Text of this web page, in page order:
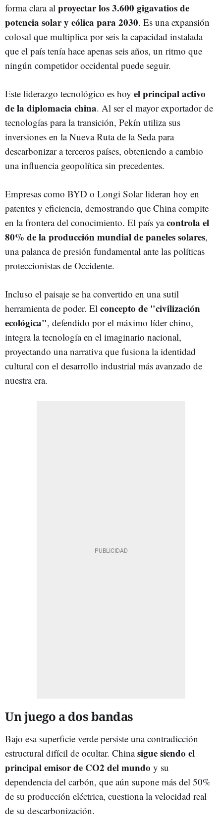
forma clara al proyectar los 3.600 gigavatios de
potencia solar y eólica para 2030. Es una expansión
colosal que multiplica por seis la capacidad instalada
que el país tenía hace apenas seis años, un ritmo que
ningún competidor occidental puede seguir.
Este liderazgo tecnológico es hoy el principal activo
de la diplomacia china. Al ser el mayor exportador de
tecnologías para la transición, Pekín utiliza sus
inversiones en la Nueva Ruta de la Seda para
descarbonizar a terceros países, obteniendo a cambio
una influencia geopolítica sin precedentes.
Empresas como BYD o Longi Solar lideran hoy en
patentes y eficiencia, demostrando que China compite
en la frontera del conocimiento. El país yacontrola el
80% de la producción mundial de paneles solares,
una palanca de presión fundamental ante las políticas
proteccionistas de Occidente.
Incluso el paisaje se ha convertido en una sutil
herramienta de poder. El concepto de "civilización
ecológica", defendido por el máximo líder chino,
integra la tecnología en el imaginario nacional,
proyectando una narrativa que fusiona la identidad
cultural con el desarrollo industrial más avanzado de
nuestra era.
Un juego a dos bandas
Bajo esa superficie verde persiste una contradicción
estructural difícil de ocultar. Chinasigue siendo el
principal emisor de CO2 del mundo y su
dependencia del carbón, que aún supone más del 50%
de su producción eléctrica, cuestiona la velocidad real
de su descarbonización.